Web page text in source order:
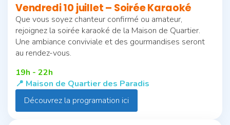
Vendredi 10 juillet – Soirée Karaoké
Que vous soyez chanteur confirmé ou amateur,
rejoignez la soirée karaoké de la Maison de Quartier.
Une ambiance conviviale et des gourmandises seront
au rendez-vous.
19h - 22h
📍 Maison de Quartier des Paradis
Découvrez la programation ici